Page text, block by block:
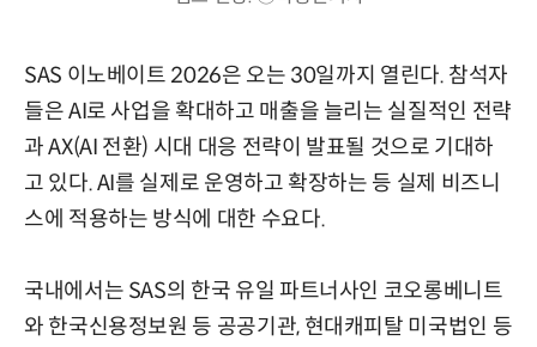
SAS 이노베이트 2026은 오는 30일까지 열린다. 참석자
들은 AI로 사업을 확대하고 매출을 늘리는 실질적인 전략
과 AX(AI 전환) 시대 대응 전략이 발표될 것으로 기대하
고 있다. AI를 실제로 운영하고 확장하는 등 실제 비즈니
스에 적용하는 방식에 대한 수요다.
국내에서는 SAS의 한국 유일 파트너사인 코오롱베니트
와 한국신용정보원 등 공공기관, 현대캐피탈 미국법인 등